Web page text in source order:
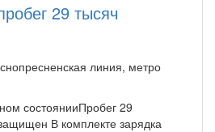
29 тысяч
линия, метро
состоянииПробег 29
В комплекте зарядка